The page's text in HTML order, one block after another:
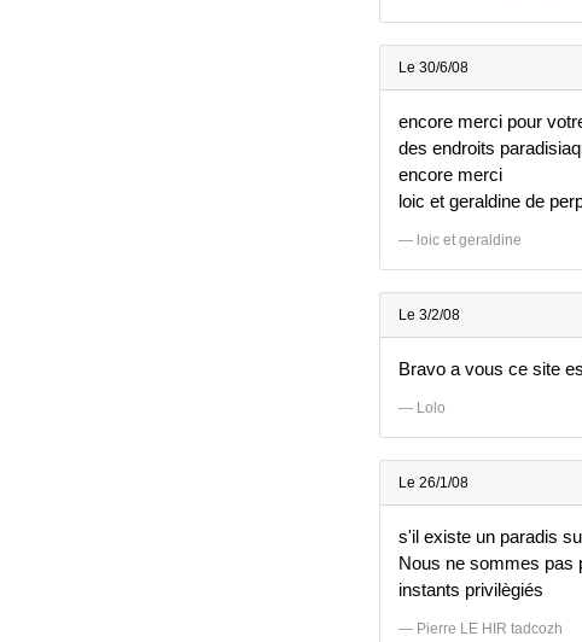
Le 30/6/08
encore merci pour
des endroits
encore merci
loic et geraldine de
loic et geraldine
Le 3/2/08
Bravo a vous ce site
Lolo
Le 26/1/08
s'il existe un paradis
Nous ne sommes pas
instants privilègiés
Pierre LE HIR tadcozh